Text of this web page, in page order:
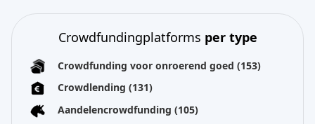
Crowdfundingplatforms per type
Crowdfunding voor onroerend goed (153)
Crowdlending (131)
Aandelencrowdfunding (105)